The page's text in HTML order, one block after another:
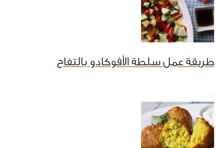
طريقة عمل سلطة الأفوكادو بالتفاح